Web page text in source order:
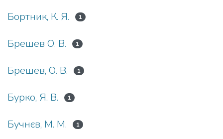
Бортник, К. Я. 1
Брешев О. В. 1
Брешев, О. В. 1
Бурко, Я. В. 1
Бучнєв, М. М. 1